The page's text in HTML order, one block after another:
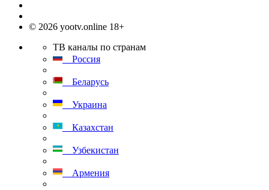
© 2026 yootv.online 18+
ТВ каналы по странам
Россия
Беларусь
Украина
Казахстан
Узбекистан
Армения